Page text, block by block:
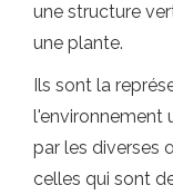
une structure
une plante.
Ils sont la
l'environnement
par les diverses
celles qui sont